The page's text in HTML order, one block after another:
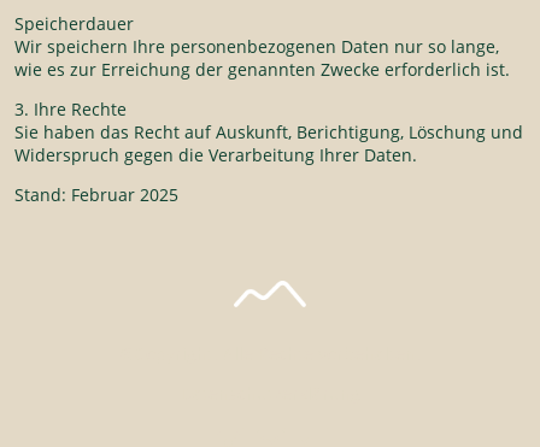
Speicherdauer
Wir speichern Ihre personenbezogenen Daten nur so lange,
wie es zur Erreichung der genannten Zwecke erforderlich ist.
3. Ihre Rechte
Sie haben das Recht auf Auskunft, Berichtigung, Löschung und
Widerspruch gegen die Verarbeitung Ihrer Daten.
Stand: Februar 2025